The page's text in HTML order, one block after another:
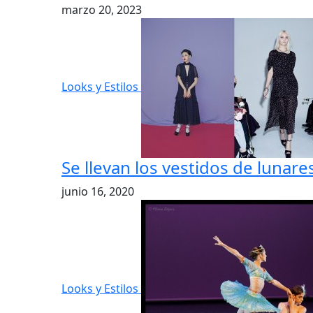
marzo 20, 2023
Looks y Estilos
Se llevan los vestidos de
junio 16, 2020
Looks y Estilos